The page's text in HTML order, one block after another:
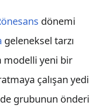
dönemi
geleneksel tarzı
modelli yeni bir
çalışan yedi
grubunun önderi